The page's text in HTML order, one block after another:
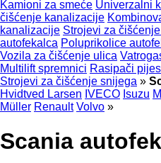
Kamioni za smeće Univerzalni
čišćenje kanalizacije
kanalizacije Strojevi za
autofekalca Poluprikolice
Vozila za čišćenje ulica
Multilift spremnici Rasipači
Strojevi za čišćenje snijega »
Hvidtved Larsen IVECO Isuzu
Müller Renault Volvo »
Scania